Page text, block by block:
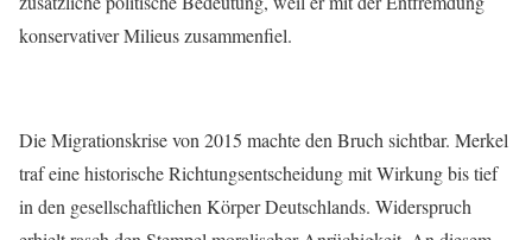
konservativer Milieus zusammenfiel.
Die Migrationskrise von 2015 machte den Bruch sichtbar. Merkel
traf eine historische Richtungsentscheidung mit Wirkung bis tief
in den gesellschaftlichen Körper Deutschlands. Widerspruch